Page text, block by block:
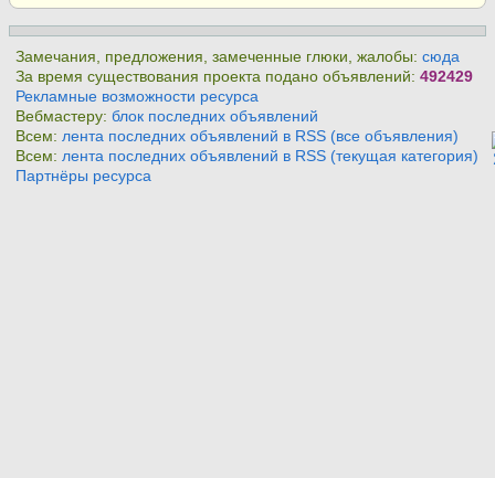
Замечания, предложения, замеченные глюки, жалобы:сюда
За время существования проекта подано объявлений:492429
Рекламные возможности ресурса
Вебмастеру:блок последних объявлений
Всем: лента последних объявлений в RSS (все объявления)
Всем: лента последних объявлений в RSS (текущая категория)
Партнёры ресурса